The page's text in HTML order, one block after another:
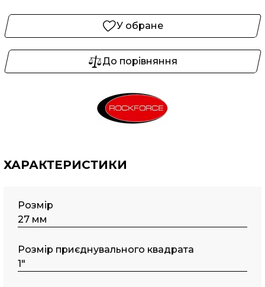
У обране
До порівняння
ХАРАКТЕРИСТИКИ
Розмір
27 мм
Розмір приєднувального квадрата
1"